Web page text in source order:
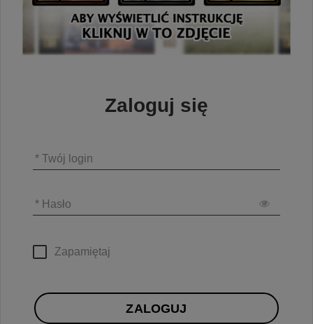
Zaloguj się
* Twój login
* Hasło
Zapamiętaj
ZALOGUJ